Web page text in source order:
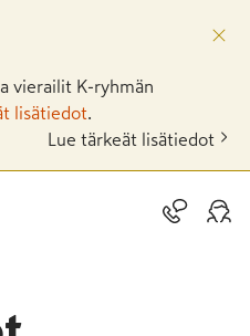
vierailit K-ryhmän
lisätiedot
Lue tärkeät lisätiedot